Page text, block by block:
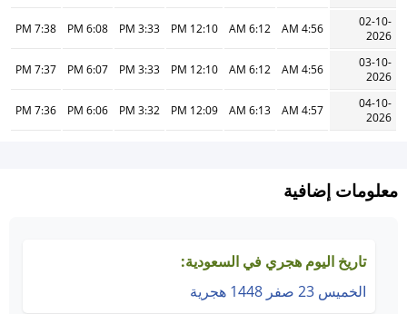
02-10-
2026
4:56 AM
6:12 AM
12:10 PM
3:33 PM
6:08 PM
7:38 PM
03-10-
2026
4:56 AM
6:12 AM
12:10 PM
3:33 PM
6:07 PM
7:37 PM
04-10-
2026
4:57 AM
6:13 AM
12:09 PM
3:32 PM
6:06 PM
7:36 PM
معلومات إضافية
تاريخ اليوم هجري في السعودية:
الخميس 23 صفر 1448 هجرية